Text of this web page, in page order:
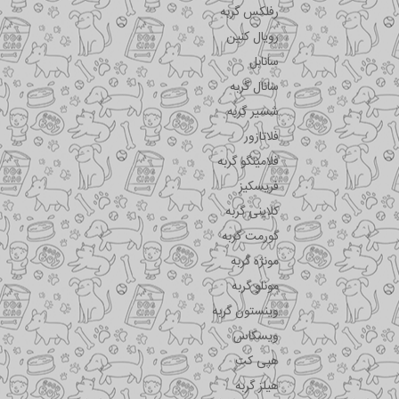
رفلکس گربه
رویال کنین
سانابل
سانال گربه
شسیر گربه
فلاتازور
فلامینگو گربه
فریسکیز
کلاینی گربه
گورمت گربه
مونژه گربه
مونلو گربه
وینستون گربه
ویسکاس
هپی کت
هیلز گربه